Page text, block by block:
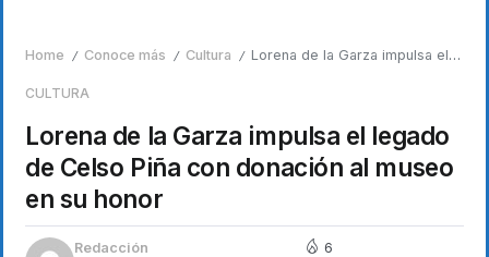
Home / Conoce más / Cultura / Lorena de la Garza impulsa el legado de Celso Piña con donación al museo en su honor
CULTURA
Lorena de la Garza impulsa el legado
de Celso Piña con donación al museo
en su honor
Redacción
6